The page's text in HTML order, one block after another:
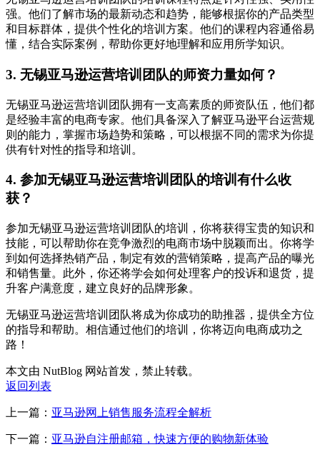
强。他们了解市场的最新动态和趋势，能够根据你的产品类型
和目标群体，提供个性化的培训方案。他们的课程内容通俗易
懂，结合实际案例，帮助你更好地理解和应用所学知识。
3. 无锡亚马逊运营培训团队的师资力量如何？
无锡亚马逊运营培训团队拥有一支高素质的师资队伍，他们都
是经验丰富的电商专家。他们具备深入了解亚马逊平台运营规
则的能力，掌握市场趋势和策略，可以根据不同的需求为你提
供有针对性的指导和培训。
4. 参加无锡亚马逊运营培训团队的培训有什么收
获？
参加无锡亚马逊运营培训团队的培训，你将获得宝贵的知识和
技能，可以帮助你在竞争激烈的电商市场中脱颖而出。你将学
到如何选择热销产品，制定有效的营销策略，提高产品的曝光
和销售量。此外，你还将学会如何处理客户的投诉和退货，提
升客户满意度，建立良好的品牌形象。
无锡亚马逊运营培训团队将成为你成功的助推器，提供全方位
的指导和帮助。相信通过他们的培训，你将迈向电商成功之
路！
本文由 NutBlog 网站首发，禁止转载。
返回列表
上一篇： 亚马逊网上销售服务流程全解析
下一篇： 亚马逊自注册邮箱，快速方便的购物新体验